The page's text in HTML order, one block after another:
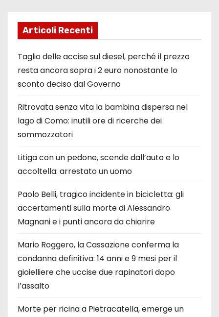
Articoli Recenti
Taglio delle accise sul diesel, perché il prezzo
resta ancora sopra i 2 euro nonostante lo
sconto deciso dal Governo
Ritrovata senza vita la bambina dispersa nel
lago di Como: inutili ore di ricerche dei
sommozzatori
Litiga con un pedone, scende dall’auto e lo
accoltella: arrestato un uomo
Paolo Belli, tragico incidente in bicicletta: gli
accertamenti sulla morte di Alessandro
Magnani e i punti ancora da chiarire
Mario Roggero, la Cassazione conferma la
condanna definitiva: 14 anni e 9 mesi per il
gioielliere che uccise due rapinatori dopo
l’assalto
Morte per ricina a Pietracatella, emerge un